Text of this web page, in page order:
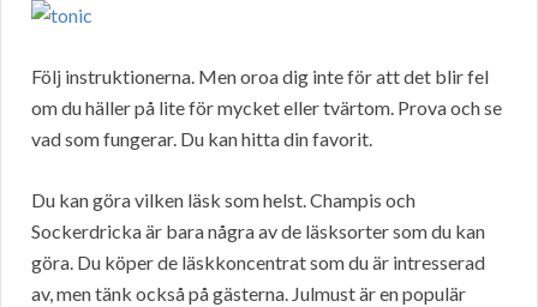
Följ instruktionerna. Men oroa dig inte för att det blir fel
om du häller på lite för mycket eller tvärtom. Prova och se
vad som fungerar. Du kan hitta din favorit.
Du kan göra vilken läsk som helst. Champis och
Sockerdricka är bara några av de läsksorter som du kan
göra. Du köper de läskkoncentrat som du är intresserad
av, men tänk också på gästerna. Julmust är en populär